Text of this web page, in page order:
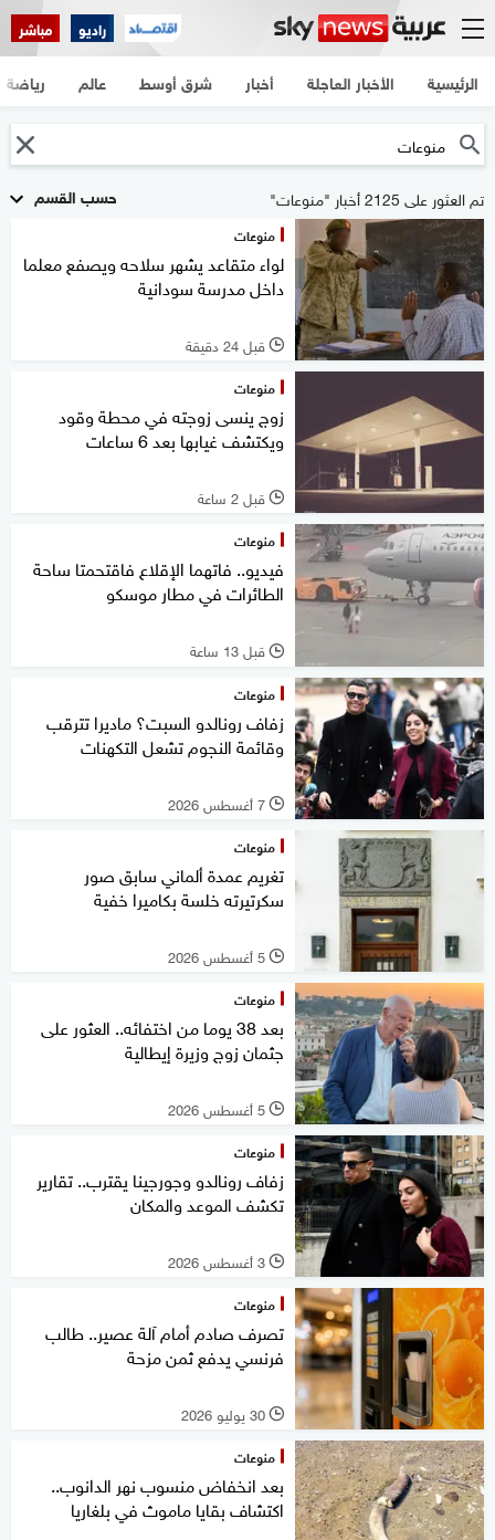
راديو مباشر
الرئيسية الأخبار العاجلة أخبار شرق أوسط عالم رياضة
حسب القسم تم العثور على 2125 أخبار "منوعات"
منوعات
لواء متقاعد يشهر سلاحه ويصفع معلما
داخل مدرسة سودانية
l قبل 24 دقيقة
منوعات
زوج ينسى زوجته في محطة وقود
ويكتشف غيابها بعد 6 ساعات
l قبل 2 ساعة
منوعات
فيديو.. فاتهما الإقلاع فاقتحمتا ساحة
الطائرات في مطار موسكو
l قبل 13 ساعة
منوعات
زفاف رونالدو السبت؟ ماديرا تترقب
وقائمة النجوم تشعل التكهنات
l 7 أغسطس 2026
منوعات
تغريم عمدة ألماني سابق صور
سكرتيرته خلسة بكاميرا خفية
l 5 أغسطس 2026
منوعات
بعد 38 يوما من اختفائه.. العثور على
جثمان زوج وزيرة إيطالية
l 5 أغسطس 2026
منوعات
زفاف رونالدو وجورجينا يقترب.. تقارير
تكشف الموعد والمكان
l 3 أغسطس 2026
منوعات
تصرف صادم أمام آلة عصير.. طالب
فرنسي يدفع ثمن مزحة
l 30 يوليو 2026
منوعات
بعد انخفاض منسوب نهر الدانوب..
اكتشاف بقايا ماموث في بلغاريا